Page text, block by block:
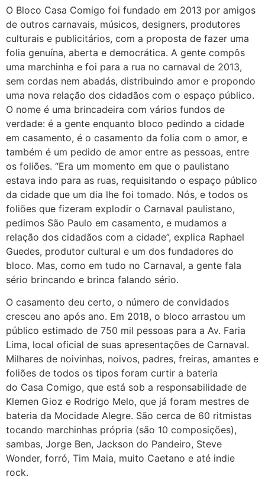
O Bloco Casa Comigo foi fundado em 2013 por amigos
de outros carnavais, músicos, designers, produtores
culturais e publicitários, com a proposta de fazer uma
folia genuína, aberta e democrática. A gente compôs
uma marchinha e foi para a rua no carnaval de 2013,
sem cordas nem abadás, distribuindo amor e propondo
uma nova relação dos cidadãos com o espaço público.
O nome é uma brincadeira com vários fundos de
verdade: é a gente enquanto bloco pedindo a cidade
em casamento, é o casamento da folia com o amor, e
também é um pedido de amor entre as pessoas, entre
os foliões. “Era um momento em que o paulistano
estava indo para as ruas, requisitando o espaço público
da cidade que um dia lhe foi tomado. Nós, e todos os
foliões que fizeram explodir o Carnaval paulistano,
pedimos São Paulo em casamento, e mudamos a
relação dos cidadãos com a cidade”, explica Raphael
Guedes, produtor cultural e um dos fundadores do
bloco. Mas, como em tudo no Carnaval, a gente fala
sério brincando e brinca falando sério.
O casamento deu certo, o número de convidados
cresceu ano após ano. Em 2018, o bloco arrastou um
público estimado de 750 mil pessoas para a Av. Faria
Lima, local oficial de suas apresentações de Carnaval.
Milhares de noivinhas, noivos, padres, freiras, amantes e
foliões de todos os tipos foram curtir a bateria
do Casa Comigo, que está sob a responsabilidade de
Klemen Gioz e Rodrigo Melo, que já foram mestres de
bateria da Mocidade Alegre. São cerca de 60 ritmistas
tocando marchinhas própria (são 10 composições),
sambas, Jorge Ben, Jackson do Pandeiro, Steve
Wonder, forró, Tim Maia, muito Caetano e até indie
rock.